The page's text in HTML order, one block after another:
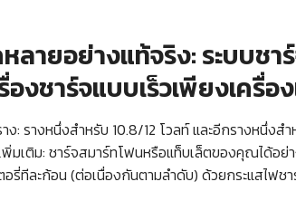
ลายอย่างแท้จริง: ระบบช
งชาร์จแบบเร็วเพียงเครื่อ
ง: รางหนึ่งสำหรับ 10.8/12 โวลท์ และอีกรางหนึ่งส
พิ่มเติม: ชาร์จสมาร์ทโฟนหรือแท็บเล็ตของคุณได้อย่
อรี่ทีละก้อน (ต่อเนื่องกันตามลำดับ) ด้วยกระแสไฟช